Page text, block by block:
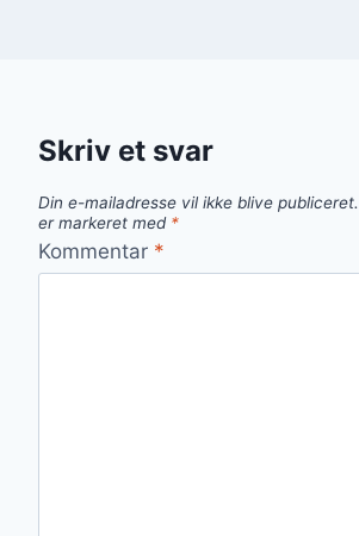
Skriv et svar
Din e-mailadresse vil ikke blive publiceret.
er markeret med *
Kommentar *